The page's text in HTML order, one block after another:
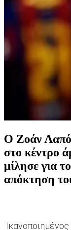
Ο Ζοάν
στο κέντρο
μίλησε για
απόκτηση